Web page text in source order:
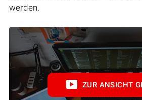
werden.
ZUR ANSICHT